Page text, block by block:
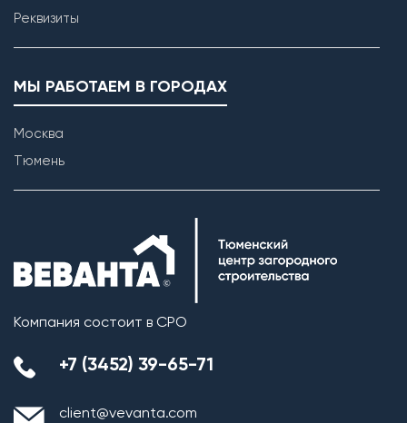
Реквизиты
МЫ РАБОТАЕМ В ГОРОДАХ
Москва
Тюмень
Компания состоит в СРО
+7 (3452) 39-65-71
client@vevanta.com